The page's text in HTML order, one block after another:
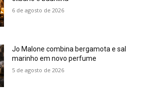
6 de agosto de 2026
Jo Malone combina bergamota e sal
marinho em novo perfume
5 de agosto de 2026